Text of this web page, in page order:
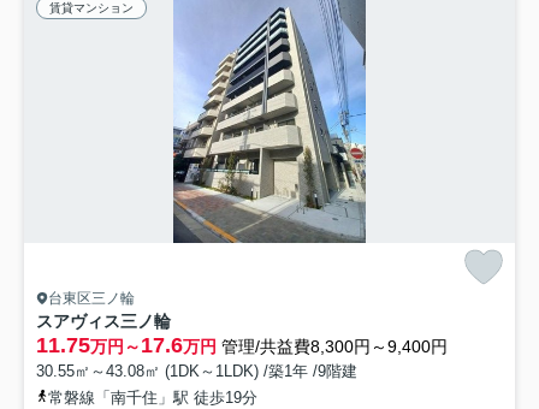
賃貸マンション
台東区三ノ輪
スアヴィス三ノ輪
11.75万円～17.6万円 管理/共益費8,300円～9,400円
30.55㎡～43.08㎡ (1DK～1LDK) /築1年 /9階建
常磐線「南千住」駅 徒歩19分